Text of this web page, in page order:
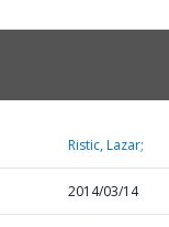
Ristic, Lazar;
2014/03/14